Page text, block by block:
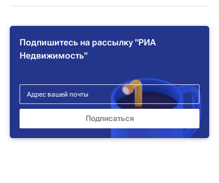
Подпишитесь на рассылку "РИА
Недвижимость"